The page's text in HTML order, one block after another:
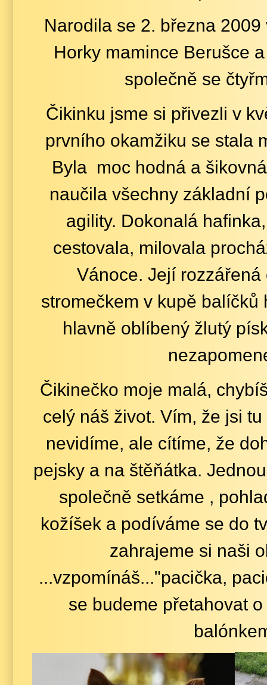
Narodila se 2. března
Horky mamince Berušce
společně se
Čikinku jsme si přivezli v
prvního okamžiku se stala
Byla moc hodná a
naučila všechny základní
agility. Dokonalá
cestovala, milovala
Vánoce. Její
stromečkem v kupě balíčků
hlavně oblíbený žlutý
Čikinečko moje malá,
celý náš život. Vím, že jsi
nevidíme, ale cítíme, že
pejsky a na štěňátka.
společně setkáme ,
kožíšek a podíváme se do
zahrajeme si naši
...vzpomínáš..."pacička,
se budeme přetahovat